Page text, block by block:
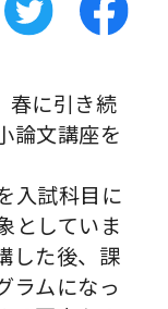
春に引き続
論文講座を
入試科目に
としていま
した後、課
ラムになっ